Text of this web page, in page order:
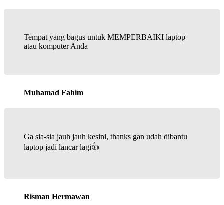
Tempat yang bagus untuk MEMPERBAIKI laptop
atau komputer Anda
Muhamad Fahim
Ga sia-sia jauh jauh kesini, thanks gan udah dibantu
laptop jadi lancar lagi👍
Risman Hermawan